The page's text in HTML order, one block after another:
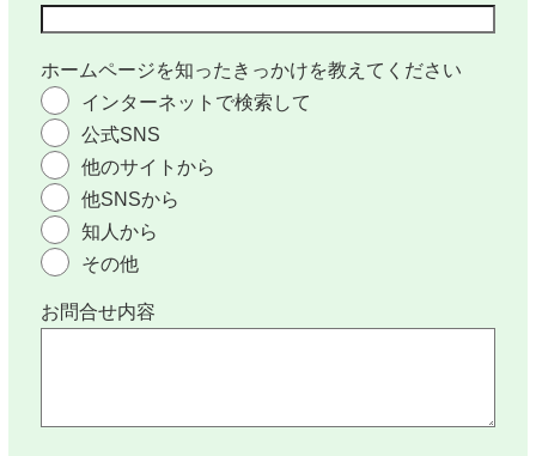
ホームページを知ったきっかけを教えてください
インターネットで検索して
公式SNS
他のサイトから
他SNSから
知人から
その他
お問合せ内容